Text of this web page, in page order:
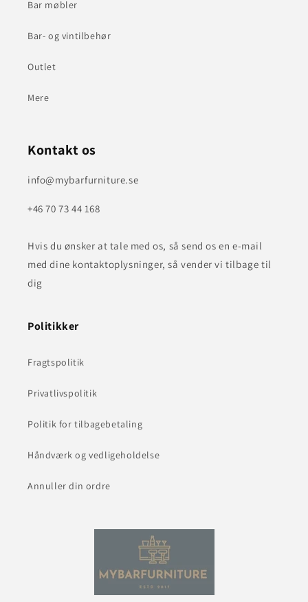
Bar møbler
Bar- og vintilbehør
Outlet
Mere
Kontakt os
info@mybarfurniture.se
+46 70 73 44 168
Hvis du ønsker at tale med os, så send os en e-mail
med dine kontaktoplysninger, så vender vi tilbage til
dig
Politikker
Fragtspolitik
Privatlivspolitik
Politik for tilbagebetaling
Håndværk og vedligeholdelse
Annuller din ordre